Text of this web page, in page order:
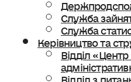
Служба
Служба
Керівництво та
Відділ
Відділ з